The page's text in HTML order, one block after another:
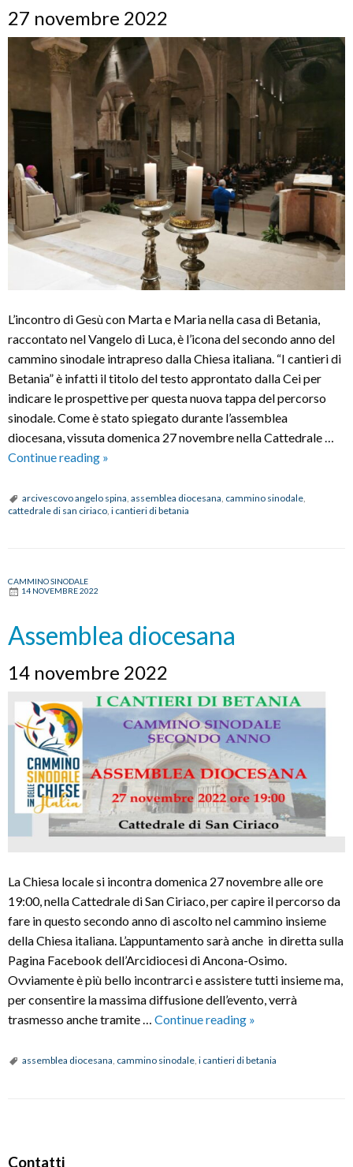
27 novembre 2022
L’incontro di Gesù con Marta e Maria nella casa di Betania,
raccontato nel Vangelo di Luca, è l’icona del secondo anno del
cammino sinodale intrapreso dalla Chiesa italiana. “I cantieri di
Betania” è infatti il titolo del testo approntato dalla Cei per
indicare le prospettive per questa nuova tappa del percorso
sinodale. Come è stato spiegato durante l’assemblea
diocesana, vissuta domenica 27 novembre nella Cattedrale …
Continue reading “I
di
Betania”:
del
sinodale
»
arcivescovo angelo spina assemblea diocesana cammino sinodale
cattedrale di san ciriaco i cantieri di betania
CAMMINO SINODALE
14 NOVEMBRE 2022
Assemblea diocesana
14 novembre 2022
La Chiesa locale si incontra domenica 27 novembre alle ore
19:00, nella Cattedrale di San Ciriaco, per capire il percorso da
fare in questo secondo anno di ascolto nel cammino insieme
della Chiesa italiana. L’appuntamento sarà anche in diretta sulla
Pagina Facebook dell’Arcidiocesi di Ancona-Osimo.
Ovviamente è più bello incontrarci e assistere tutti insieme ma,
per consentire la massima diffusione dell’evento, verrà
trasmesso anche tramite … Continue reading Assemblea
»
assemblea diocesana, cammino sinodale, i cantieri di betania
o
Contatti